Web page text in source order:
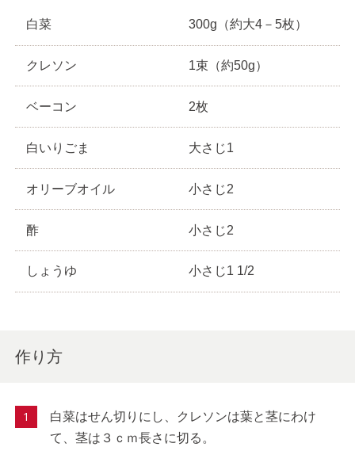
白菜 300g（約大4－5枚）
クレソン 1束（約50g）
ベーコン 2枚
白いりごま 大さじ1
オリーブオイル 小さじ2
酢 小さじ2
しょうゆ 小さじ1 1/2
作り方
白菜はせん切りにし、クレソンは葉と茎にわけ
て、茎は３ｃｍ長さに切る。